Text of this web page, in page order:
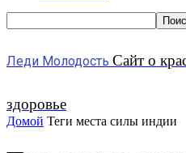
Леди Молодость Сайт о
здоровье
Домой Теги места силы индии